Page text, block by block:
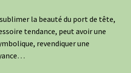
la beauté du port de tête,
tendance, peut avoir une
revendiquer une